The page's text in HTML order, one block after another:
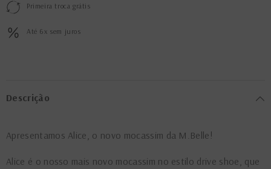
Primeira troca grátis
Até 6x sem juros
Descrição
Apresentamos Alice, o novo mocassim da M.Belle!
Alice é o nosso mais novo mocassim no estilo drive shoe, que